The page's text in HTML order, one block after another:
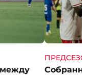
между